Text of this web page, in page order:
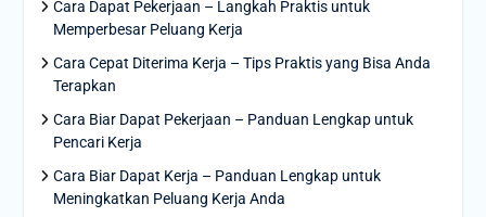
Cara Dapat Pekerjaan – Langkah Praktis untuk
Memperbesar Peluang Kerja
Cara Cepat Diterima Kerja – Tips Praktis yang Bisa Anda
Terapkan
Cara Biar Dapat Pekerjaan – Panduan Lengkap untuk
Pencari Kerja
Cara Biar Dapat Kerja – Panduan Lengkap untuk
Meningkatkan Peluang Kerja Anda